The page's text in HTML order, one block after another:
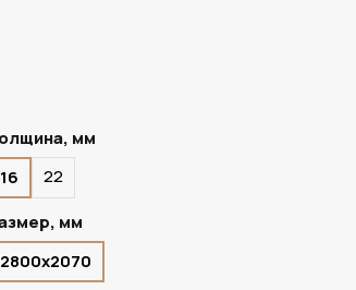
ЗАКАЗ
мм
16
22
мм
2800х2070